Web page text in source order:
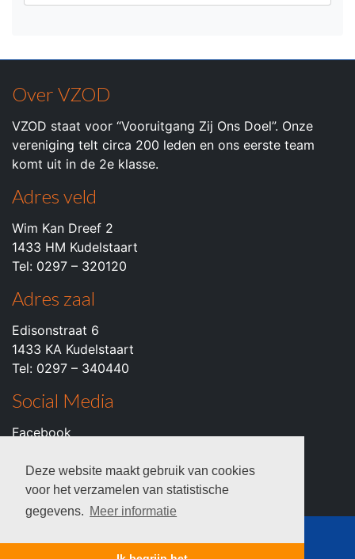
Deze website maakt gebruik van cookies
voor het verzamelen van statistische
gegevens. Meer informatie
Over VZOD
VZOD staat voor “Vooruitgang Zij Ons Doel”. Onze
vereniging telt circa 200 leden en ons eerste team
komt uit in de 2e klasse.
Adres veld
Wim Kan Dreef 2
1433 HM Kudelstaart
Tel: 0297 – 320120
Adres zaal
Edisonstraat 6
1433 KA Kudelstaart
Tel: 0297 – 340440
Social Media
Facebook
Youtube